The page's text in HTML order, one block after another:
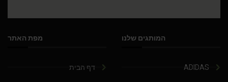
המותגים שלנו
ADIDAS
מפת האתר
דף הבית